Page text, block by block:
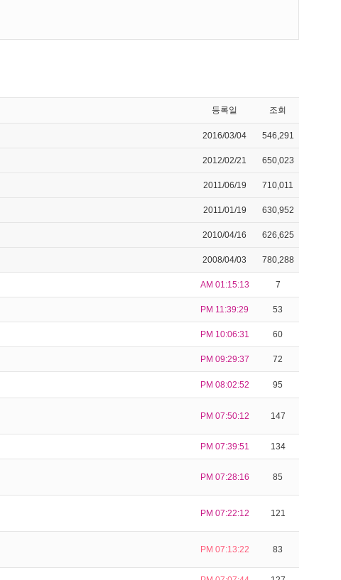
등록일 조회
2016/03/04 546,291
2012/02/21 650,023
2011/06/19 710,011
2011/01/19 630,952
2010/04/16 626,625
2008/04/03 780,288
AM 01:15:13 7
PM 11:39:29 53
PM 10:06:31 60
PM 09:29:37 72
PM 08:02:52 95
PM 07:50:12 147
PM 07:39:51 134
PM 07:28:16 85
PM 07:22:12 121
PM 07:13:22 83